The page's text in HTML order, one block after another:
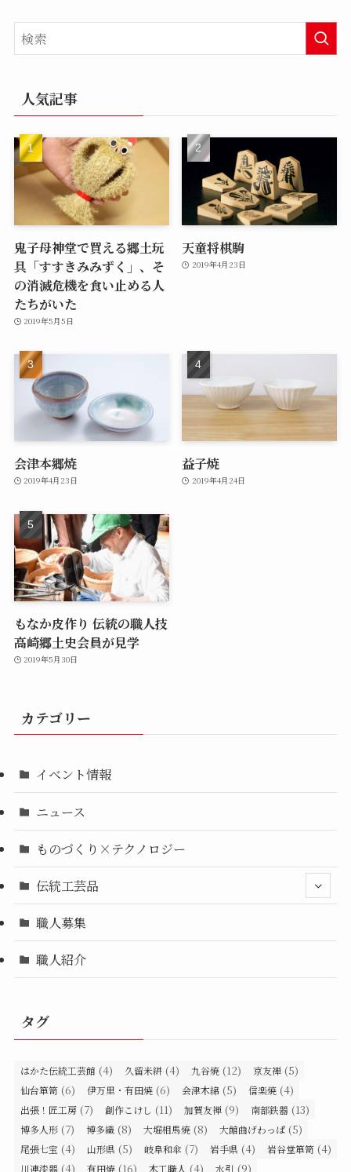
人気記事
鬼子母神堂で買える郷土玩
具「すすきみみずく」、そ
の消滅危機を食い止める人
たちがいた
2019年5月5日
天童将棋駒
2019年4月23日
会津本郷焼
2019年4月23日
益子焼
2019年4月24日
もなか皮作り 伝統の職人技
高崎郷土史会員が見学
2019年5月30日
カテゴリー
イベント情報
ニュース
ものづくり×テクノロジー
伝統工芸品
職人募集
職人紹介
タグ
はかた伝統工芸館 (4) 久留米絣 (4) 九谷焼 (12) 京友禅 (5)
仙台箪笥 (6) 伊万里・有田焼 (6) 会津木綿 (5) 信楽焼 (4)
出張！匠工房 (7) 創作こけし (11) 加賀友禅 (9) 南部鉄器 (13)
博多人形 (7) 博多織 (8) 大堀相馬焼 (8) 大館曲げわっぱ (5)
尾張七宝 (4) 山形県 (5) 岐阜和傘 (7) 岩手県 (4) 岩谷堂箪笥 (4)
川連漆器 (4) 有田焼 (16) 木工職人 (4) 水引 (9)